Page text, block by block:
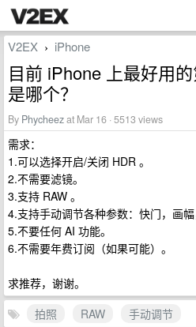
V2EX › iPhone
目前 iPhone 上最好用
是哪个？
By Phycheezat Mar 16 · 5513 views
需求：
1.可以选择开启/关闭 HDR 。
2.不需要滤镜。
3.支持 RAW 。
4.支持手动调节各种参数：快门，画幅
5.不要任何 AI 功能。
6.不需要年费订阅（如果可能）。
求推荐，谢谢。
拍照
RAW
手动调节